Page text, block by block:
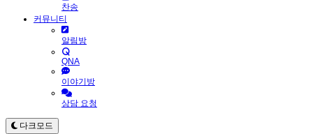
찬송
커뮤니티
알림방
QNA
이야기방
상담 요청
다크모드